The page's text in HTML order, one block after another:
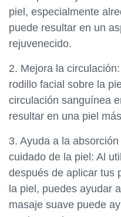
piel, especialmente
puede resultar en un
rejuvenecido.
2. Mejora la
rodillo facial sobre la
circulación sanguínea
resultar en una piel
3. Ayuda a la
cuidado de la piel: Al
después de aplicar tus
la piel, puedes ayudar
masaje suave puede